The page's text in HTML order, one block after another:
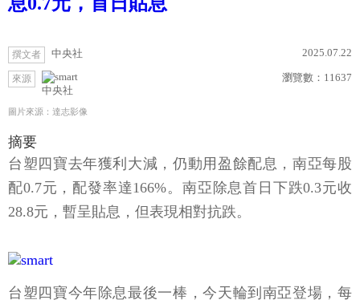
撰文者 中央社 2025.07.22
來源
中央社
瀏覽數： 11637
圖片來源：達志影像
摘要
台塑四寶去年獲利大減，仍動用盈餘配息，南亞每股
配0.7元，配發率達166%。南亞除息首日下跌0.3元收
28.8元，暫呈貼息，但表現相對抗跌。
台塑四寶今年除息最後一棒，今天輪到南亞登場，每